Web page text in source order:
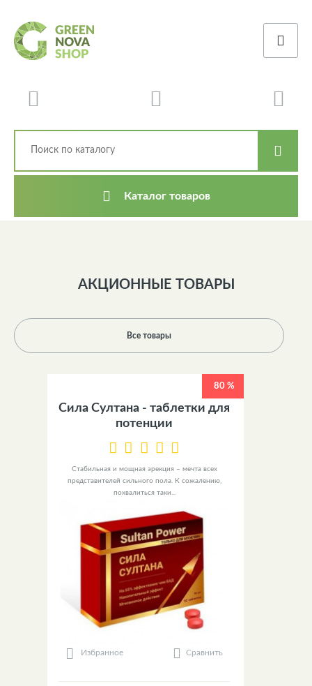
Каталог товаров
АКЦИОННЫЕ ТОВАРЫ
Все товары
80 %
Сила Султана - таблетки для
потенции
Стабильная и мощная эрекция – мечта всех
представителей сильного пола. К сожалению,
похвалиться таки...
Избранное Сравнить